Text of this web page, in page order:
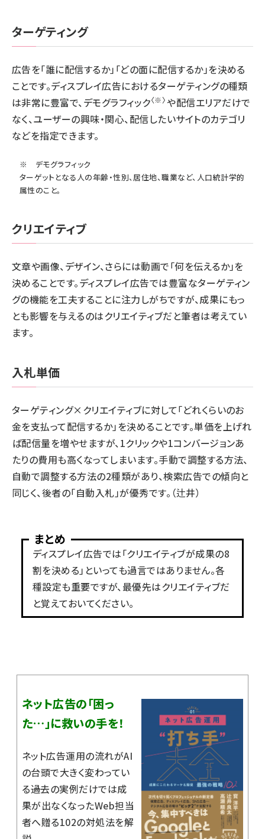
ターゲティング
広告を「誰に配信するか」「どの面に配信するか」を決める
ことです。ディスプレイ広告におけるターゲティングの種類
は非常に豊富で、デモグラフィック〈※〉や配信エリアだけで
なく、ユーザーの興味・関心、配信したいサイトのカテゴリ
などを指定できます。
※ デモグラフィック
ターゲットとなる人の年齢・性別、居住地、職業など、人口統計学的
属性のこと。
クリエイティブ
文章や画像、デザイン、さらには動画で「何を伝えるか」を
決めることです。ディスプレイ広告では豊富なターゲティン
グの機能を工夫することに注力しがちですが、成果にもっ
とも影響を与えるのはクリエイティブだと筆者は考えてい
ます。
入札単価
ターゲティング×クリエイティブに対して「どれくらいのお
金を支払って配信するか」を決めることです。単価を上げれ
ば配信量を増やせますが、1クリックや1コンバージョンあ
たりの費用も高くなってしまいます。手動で調整する方法、
自動で調整する方法の2種類があり、検索広告での傾向と
同じく、後者の「自動入札」が優秀です。（辻井）
まとめ
ディスプレイ広告では「クリエイティブが成果の8
割を決める」といっても過言ではありません。各
種設定も重要ですが、最優先はクリエイティブだ
と覚えておいてください。
ネット広告の「困っ
た…」に救いの手を！
ネット広告運用の流れがAI
の台頭で大きく変わってい
る――過去の実例だけでは成
果が出なくなったWeb担当
者へ贈る102の対処法を解